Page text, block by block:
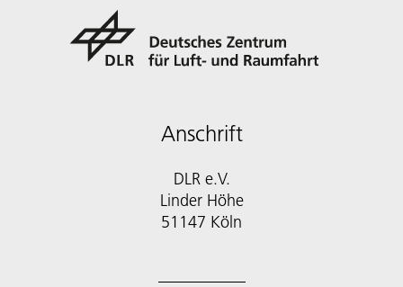
Anschrift
DLR e.V.
Linder Höhe
51147 Köln